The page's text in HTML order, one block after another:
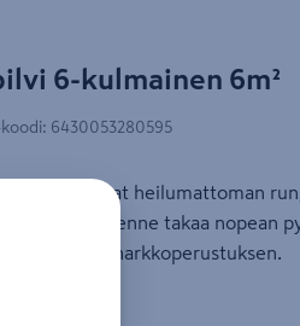
6-kulmainen 6m²
: 6430053280595
takaavat heilumattoman
Elementtirakenne takaa nopean
harkkoperustuksen.